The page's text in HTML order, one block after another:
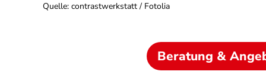
Quelle: contrastwerkstatt / Fotolia
Beratung &